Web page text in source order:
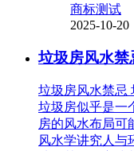
商标测试
2025-10-20
垃圾房风水禁
垃圾房风水禁忌
垃圾房似乎是一
房的风水布局可
风水学讲究人与